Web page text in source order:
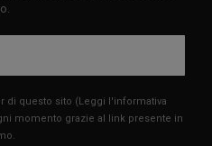
di questo sito (Leggi l'informativa
momento grazie al link presente in